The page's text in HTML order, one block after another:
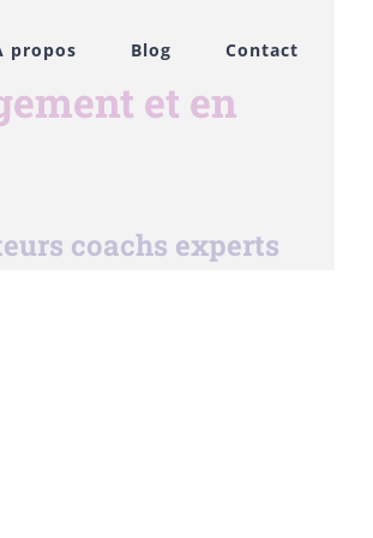
propos Blog Contact
et en
coachs experts